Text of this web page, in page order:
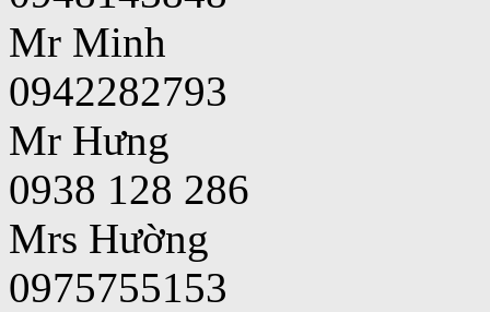
Mr Minh
0942282793
Mr Hưng
0938 128 286
Mrs Hường
0975755153